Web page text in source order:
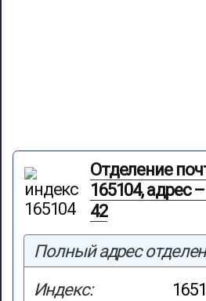
Отделение
165104, адрес
42
Полный адрес
Индекс: